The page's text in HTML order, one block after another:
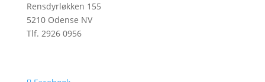
Rensdyrløkken 155
5210 Odense NV
Tlf. 2926 0956